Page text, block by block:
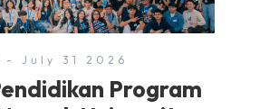
- July 31 2026
Program